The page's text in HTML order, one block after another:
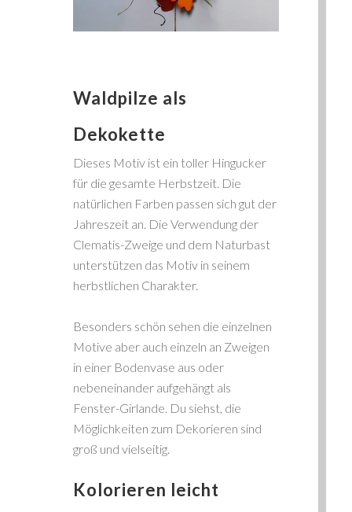
Waldpilze als
Dekokette
Dieses Motiv ist ein toller Hingucker
für die gesamte Herbstzeit. Die
natürlichen Farben passen sich gut der
Jahreszeit an. Die Verwendung der
Clematis-Zweige und dem Naturbast
unterstützen das Motiv in seinem
herbstlichen Charakter.
Besonders schön sehen die einzelnen
Motive aber auch einzeln an Zweigen
in einer Bodenvase aus oder
nebeneinander aufgehängt als
Fenster-Girlande. Du siehst, die
Möglichkeiten zum Dekorieren sind
groß und vielseitig.
Kolorieren leicht